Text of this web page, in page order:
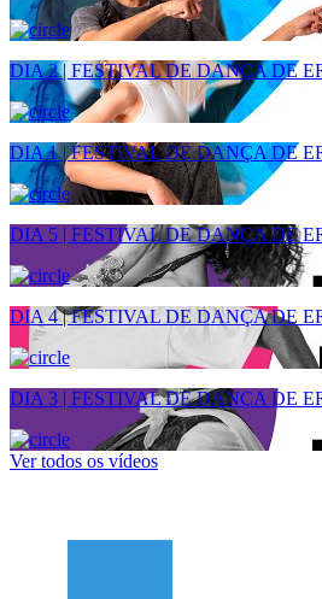
DIA 2 | FESTIVAL DE DANÇA DE
DIA 1 | FESTIVAL DE DANÇA DE
DIA 5 | FESTIVAL DE DANÇA DE
DIA 4 | FESTIVAL DE DANÇA DE
DIA 3 | FESTIVAL DE DANÇA DE
Ver todos os vídeos